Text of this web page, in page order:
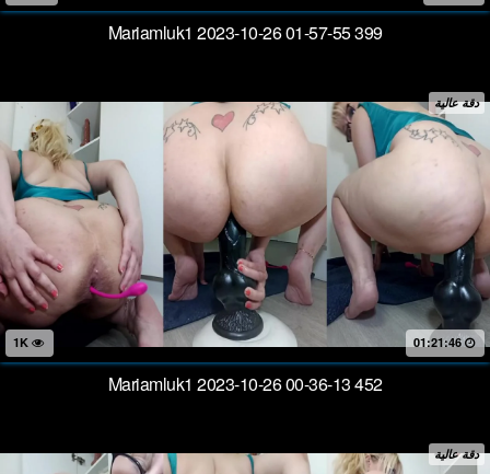
Mariamluk1 2023-10-26 01-57-55 399
دقة عالية
01:21:46
Mariamluk1 2023-10-26 00-36-13 452
دقة عالية